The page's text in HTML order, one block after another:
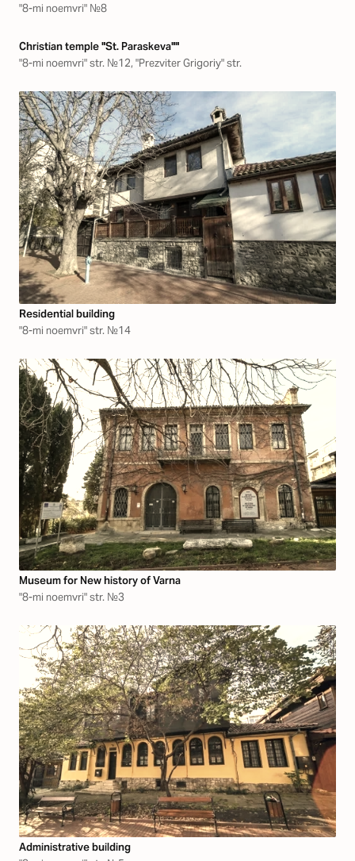
"8-mi noemvri" №8
Christian temple "St. Paraskeva""
"8-mi noemvri" str. №12, "Prezviter Grigoriy" str.
Residential building
"8-mi noemvri" str. №14
Museum for New history of Varna
"8-mi noemvri" str. №3
Аdministrative building